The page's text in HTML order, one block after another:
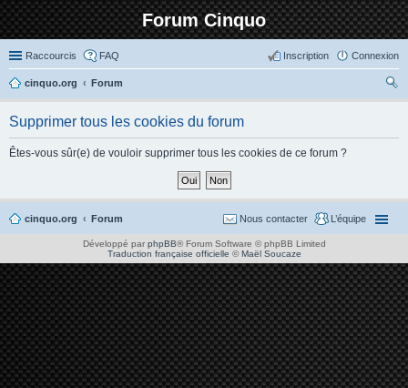
Forum Cinquo
Raccourcis FAQ Connexion
Inscription
cinquo.org
Forum
Supprimer tous les cookies du forum
Êtes-vous sûr(e) de vouloir supprimer tous les cookies de ce forum ?
cinquo.org Forum L’équipe
Nous contacter
Développé par phpBB® Forum Software © phpBB Limited
Traduction française officielle ©Maël Soucaze